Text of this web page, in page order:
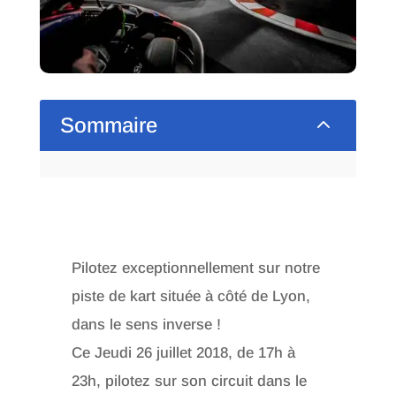
Sommaire 2
Pilotez exceptionnellement sur notre
piste de kart située à côté de Lyon,
dans le sens inverse !
Ce Jeudi 26 juillet 2018, de 17h à
23h, pilotez sur son circuit dans le